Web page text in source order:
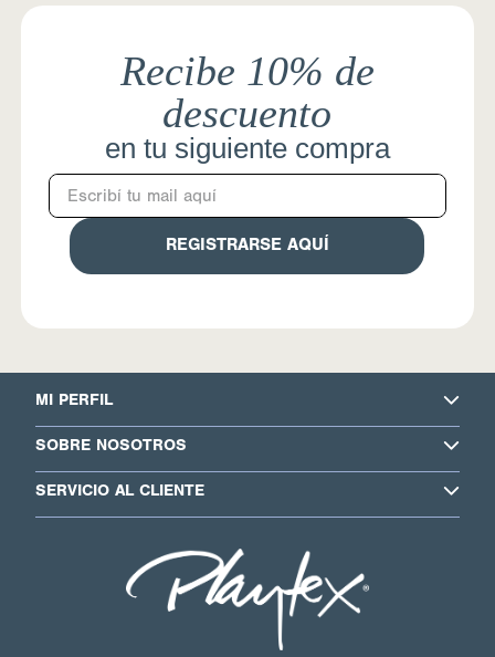
Recibe 10% de
descuento
en tu siguiente compra
REGISTRARSE AQUÍ
MI PERFIL
SOBRE NOSOTROS
SERVICIO AL CLIENTE